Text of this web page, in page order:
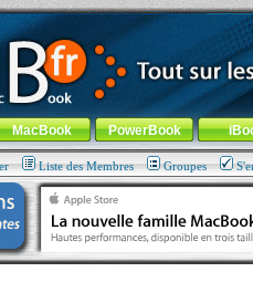
nomade !
général-Aller au menu de
MacBook PowerBook
Liste des Membres Groupes